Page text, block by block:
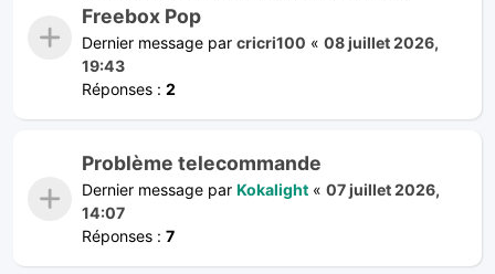
Freebox Pop
Dernier message par cricri100 « 08 juillet 2026,
19:43
Réponses : 2
Problème telecommande
Dernier message par Kokalight « 07 juillet 2026,
14:07
Réponses : 7